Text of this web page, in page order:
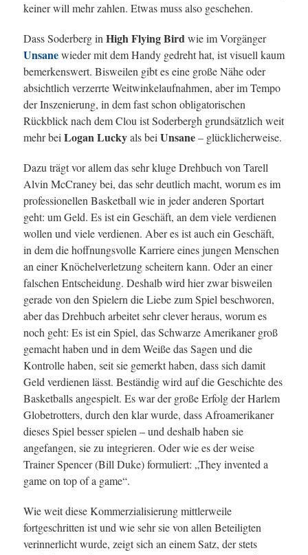
keiner will mehr zahlen. Etwas muss also geschehen.
Dass Soderberg in High Flying Bird wie im Vorgänger
Unsanewieder mit dem Handy gedreht hat, ist visuell kaum
bemerkenswert. Bisweilen gibt es eine große Nähe oder
absichtlich verzerrte Weitwinkelaufnahmen, aber im Tempo
der Inszenierung, in dem fast schon obligatorischen
Rückblick nach dem Clou ist Soderbergh grundsätzlich weit
mehr bei Logan Luckyals bei Unsane– glücklicherweise.
Dazu trägt vor allem das sehr kluge Drehbuch von Tarell
Alvin McCraney bei, das sehr deutlich macht, worum es im
professionellen Basketball wie in jeder anderen Sportart
geht: um Geld. Es ist ein Geschäft, an dem viele verdienen
wollen und viele verdienen. Aber es ist auch ein Geschäft,
in dem die hoffnungsvolle Karriere eines jungen Menschen
an einer Knöchelverletzung scheitern kann. Oder an einer
falschen Entscheidung. Deshalb wird hier zwar bisweilen
gerade von den Spielern die Liebe zum Spiel beschworen,
aber das Drehbuch arbeitet sehr clever heraus, worum es
noch geht: Es ist ein Spiel, das Schwarze Amerikaner groß
gemacht haben und in dem Weiße das Sagen und die
Kontrolle haben, seit sie gemerkt haben, dass sich damit
Geld verdienen lässt. Beständig wird auf die Geschichte des
Basketballs angespielt. Es war der große Erfolg der Harlem
Globetrotters, durch den klar wurde, dass Afroamerikaner
dieses Spiel besser spielen – und deshalb haben sie
angefangen, sie zu integrieren. Oder wie es der weise
Trainer Spencer (Bill Duke) formuliert: „They invented a
game on top of a game“.
Wie weit diese Kommerzialisierung mittlerweile
fortgeschritten ist und wie sehr sie von allen Beteiligten
verinnerlicht wurde, zeigt sich an einem Satz, der stets